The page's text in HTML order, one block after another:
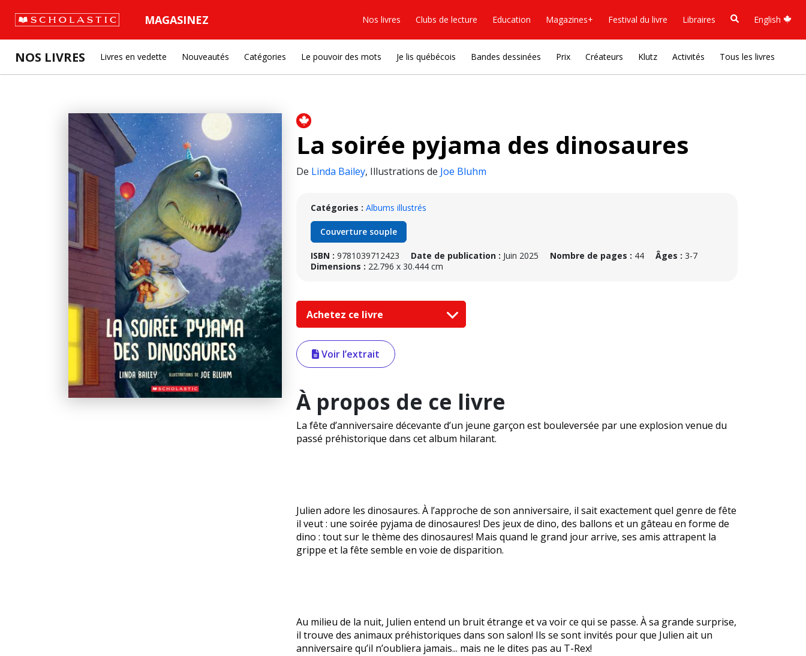
MAGASINEZ Nos livres Clubs de lecture Education Magazines+ Festival du livre Libraires English
NOS LIVRES Livres en vedette Nouveautés Catégories Le pouvoir des mots Je lis québécois Bandes dessinées Prix Créateurs Klutz Activités Tous les livres
La soirée pyjama des dinosaures
De Linda Bailey, Illustrations de Joe Bluhm
Catégories : Albums illustrés
Couverture souple
ISBN : 9781039712423 Date de publication : Juin 2025 Nombre de pages : 44 Âges : 3-7
Dimensions : 22.796 x 30.444 cm
Achetez ce livre
Voir l’extrait
À propos de ce livre
La fête d’anniversaire décevante d’un jeune garçon est bouleversée par une explosion venue du
passé préhistorique dans cet album hilarant.
Julien adore les dinosaures. À l’approche de son anniversaire, il sait exactement quel genre de fête
il veut : une soirée pyjama de dinosaures! Des jeux de dino, des ballons et un gâteau en forme de
dino : tout sur le thème des dinosaures! Mais quand le grand jour arrive, ses amis attrapent la
grippe et la fête semble en voie de disparition.
Au milieu de la nuit, Julien entend un bruit étrange et va voir ce qui se passe. À sa grande surprise,
il trouve des animaux préhistoriques dans son salon! Ils se sont invités pour que Julien ait un
anniversaire qu’il n’oubliera jamais... mais ne le dites pas au T-Rex!